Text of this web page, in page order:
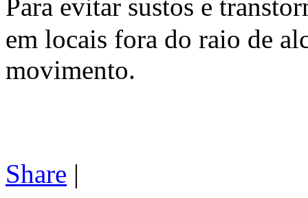
Para evitar sustos e
em locais fora do raio de
movimento.
Share |